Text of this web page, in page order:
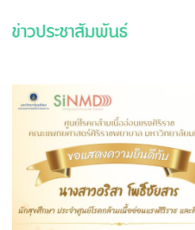
ข่าวประชาสัมพันธ์